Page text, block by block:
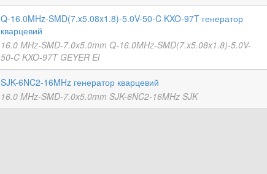
Q-16.0MHz-SMD(7.x5.08x1.8)-5.0V-50-C KXO-97T генератор
кварцевий
16.0 MHz-SMD-7.0x5.0mm Q-16.0MHz-SMD(7.x5.08x1.8)-5.0V-
50-C KXO-97T GEYER El
SJK-6NC2-16MHz генератор кварцевий
16.0 MHz-SMD-7.0x5.0mm SJK-6NC2-16MHz SJK